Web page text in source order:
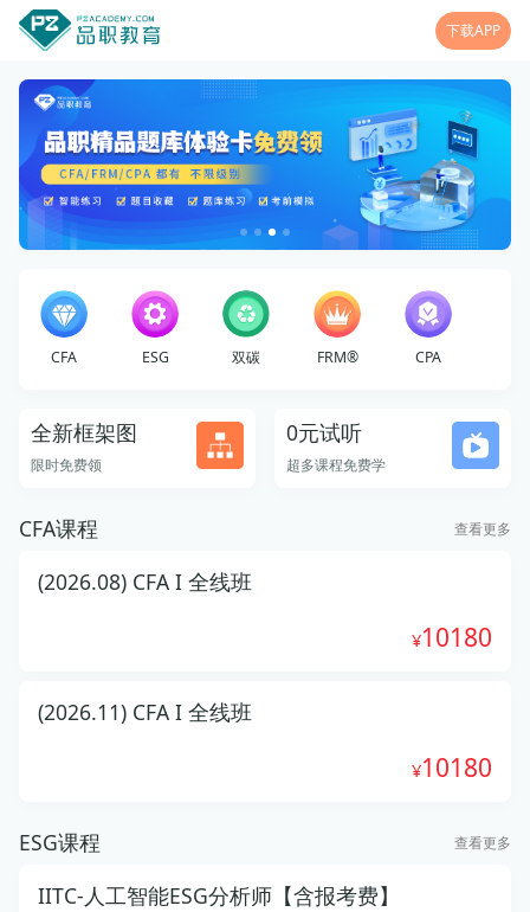
下载APP
CFA ESG 双碳 FRM® CPA
全新框架图
限时免费领
0元试听
超多课程免费学
CFA课程 查看更多
(2026.08) CFA I 全线班
10180
(2026.11) CFA I 全线班
10180
ESG课程 查看更多
IITC-人工智能ESG分析师【含报考费】